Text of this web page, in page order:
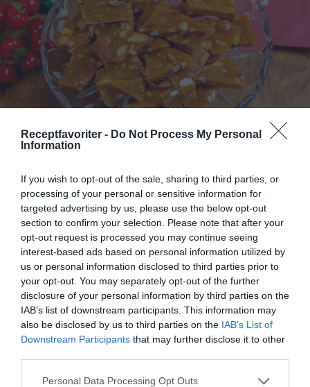
Receptfavoriter - Do Not Process My Personal
Information
If you wish to opt-out of the sale, sharing to third parties, or
processing of your personal or sensitive information for
targeted advertising by us, please use the below opt-out
section to confirm your selection. Please note that after your
opt-out request is processed you may continue seeing
interest-based ads based on personal information utilized by
us or personal information disclosed to third parties prior to
your opt-out. You may separately opt-out of the further
disclosure of your personal information by third parties on the
IAB’s list of downstream participants. This information may
also be disclosed by us to third parties on the IAB’s List of
Downstream Participants that may further disclose it to other
Personal Data Processing Opt Outs
Mandelbräck är ett gott julgodis som även passar
när som om du gillar kola och mandel. Bräck är en
hård...
RECEPT